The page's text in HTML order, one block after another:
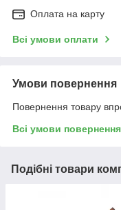
Оплата на карту
Всі умови оплати
Умови повернення
Повернення товару
Всі умови повернення
Подібні товари